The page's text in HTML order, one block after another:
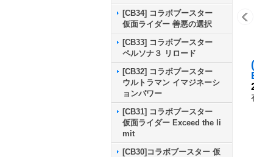
[CB34] コラボブースター
仮面ライダー 善悪の選択
[CB33] コラボブースター
ペルソナ３ リロード
[CB32] コラボブースター
ウルトラマン イマジネーシ
ョンパワー
[CB31] コラボブースター
仮面ライダー Exceed the li
mit
[CB30]コラボブースター 仮